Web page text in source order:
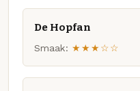
De Hopfan
Smaak: ★★★☆☆